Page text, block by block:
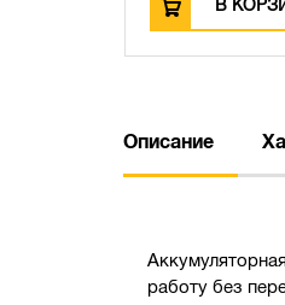
В
Описание
работу без